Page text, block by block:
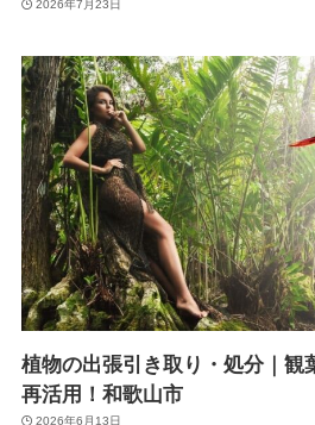
2026年7月23日
植物の出張引き取り・処分｜観
再活用！和歌山市
2026年6月13日